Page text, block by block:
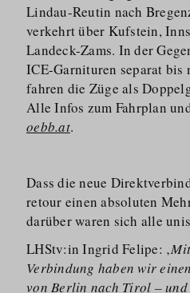
Lindau-Reutin nach
verkehrt über Kufstein,
Landeck-Zams. In der
ICE-Garnituren separat bis
fahren die Züge als
Alle Infos zum Fahrplan
oebb.at.
Dass die neue
retour einen absoluten
darüber waren sich alle
LHStv:in Ingrid Felipe: ‚
Verbindung haben wir
von Berlin nach Tirol –